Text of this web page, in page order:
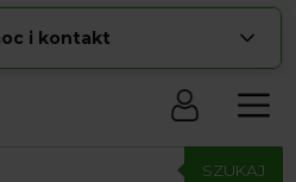
i kontakt
SZUKAJ